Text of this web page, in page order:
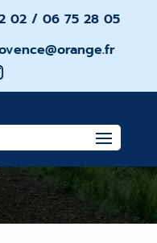
02 / 06 75 28 05